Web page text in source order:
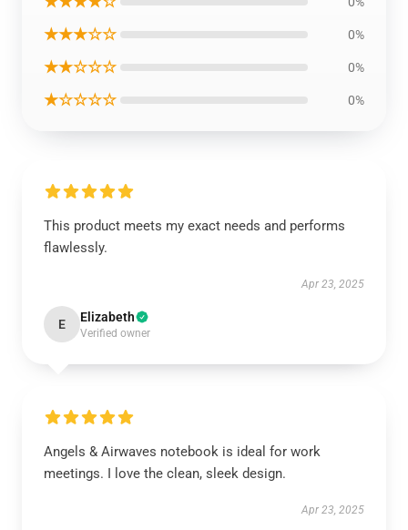
★★★☆☆ 0%
★★☆☆☆ 0%
★☆☆☆☆ 0%
This product meets my exact needs and performs
flawlessly.
Apr 23, 2025
E Elizabeth
Verified owner
Angels & Airwaves notebook is ideal for work
meetings. I love the clean, sleek design.
Apr 23, 2025